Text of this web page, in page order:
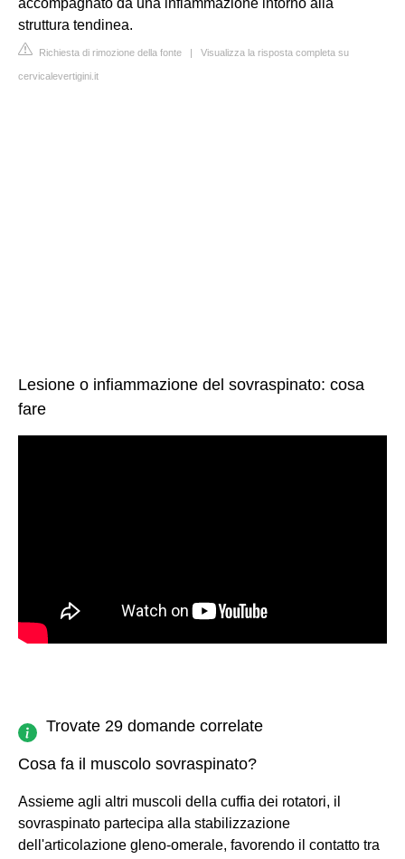
accompagnato da una infiammazione intorno alla
struttura tendinea.
Richiesta di rimozione della fonte | Visualizza la risposta completa su
cervicalevertigini.it
Lesione o infiammazione del sovraspinato: cosa
fare
Trovate 29 domande correlate
Cosa fa il muscolo sovraspinato?
Assieme agli altri muscoli della cuffia dei rotatori, il
sovraspinato partecipa alla stabilizzazione
dell'articolazione gleno-omerale, favorendo il contatto tra